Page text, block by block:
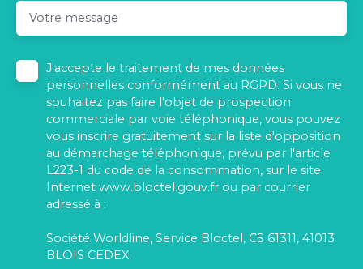
Votre message
J'accepte le traitement de mes données
personnelles conformément au RGPD. Si vous ne
souhaitez pas faire l'objet de prospection
commerciale par voie téléphonique, vous pouvez
vous inscrire gratuitement sur la liste d'opposition
au démarchage téléphonique, prévu par l'article
L223-1 du code de la consommation, sur le site
Internet www.bloctel.gouv.fr ou par courrier
adressé à :
Société Worldline, Service Bloctel, CS 61311, 41013
BLOIS CEDEX.